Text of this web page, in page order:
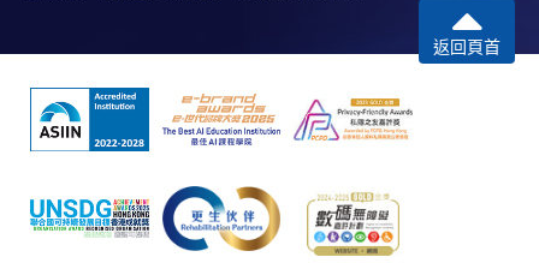
學費及學額不得轉讓他人。一經取錄，學員不得轉
讀其他課程，惟學院對特殊情況，可酌情處理。轉
學院在收妥費用後，將發出付款收據予申請人，惟
學院對郵遞付款收據的任何遺失事故，概不負責。
申請額外收據的收費為每張港幣30元。請以劃線
支票支付，抬頭註明「香港大學專業進修學院」，
並連同貼上郵票的回郵信封及申請表交回本學院。
返回頁首